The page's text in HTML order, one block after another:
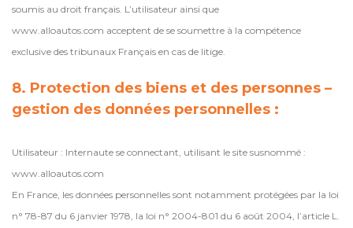
soumis au droit français. L’utilisateur ainsi que
www.alloautos.com acceptent de se soumettre à la compétence
exclusive des tribunaux Français en cas de litige.
8. Protection des biens et des personnes –
gestion des données personnelles :
Utilisateur : Internaute se connectant, utilisant le site susnommé :
www.alloautos.com
En France, les données personnelles sont notamment protégées par la loi
n° 78-87 du 6 janvier 1978, la loi n° 2004-801 du 6 août 2004, l’article L.